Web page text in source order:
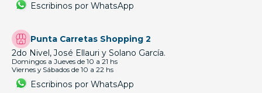
Escribinos por WhatsApp
Punta Carretas Shopping 2
2do Nivel, José Ellauri y Solano García.
Domingos a Jueves de 10 a 21 hs
Viernes y Sábados de 10 a 22 hs
Escribinos por WhatsApp